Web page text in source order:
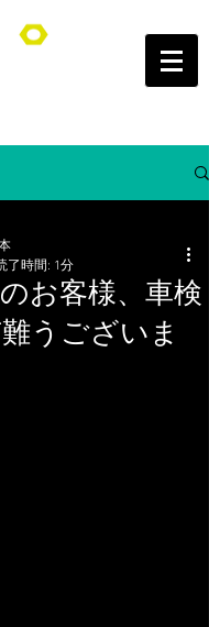
/Auto Club YAMAMOTO
お客様、車検
うございま
了時間: 1分